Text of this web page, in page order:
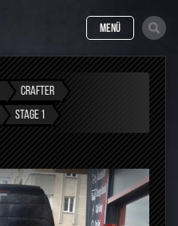
MENÜ
CRAFTER
STAGE 1